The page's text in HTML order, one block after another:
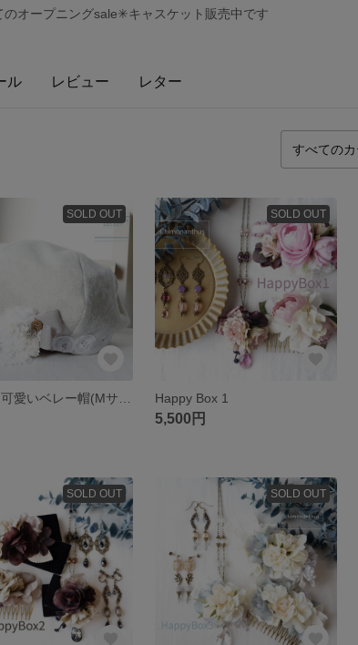
のオープニングsale✳キャスケット販売中です
ル レビュー レター
SOLD OUT SOLD OUT
Happy Box 1
5,500円
SOLD OUT SOLD OUT